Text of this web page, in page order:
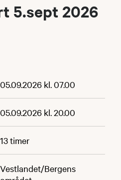
5.sept 2026
05.09.2026 kl. 07.00
05.09.2026 kl. 20.00
13 timer
Vestlandet/Bergens